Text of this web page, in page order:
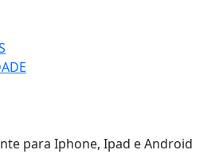
para Iphone, Ipad e Android